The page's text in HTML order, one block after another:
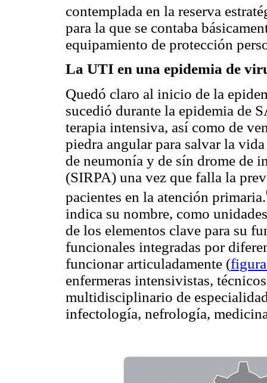
contemplada en la reserva
para la que se contaba
equipamiento de protección
La UTI en una epidemia de
Quedó claro al inicio de la
sucedió durante la epidemia de
terapia intensiva, así como de
piedra angular para salvar la
de neumonía y de sín drome de
(SIRPA) una vez que falla la
pacientes en la atención primaria.
indica su nombre, como
de los elementos clave para su
funcionales integradas por
funcionar articuladamente (
enfermeras intensivistas,
multidisciplinario de
infectología, nefrología,